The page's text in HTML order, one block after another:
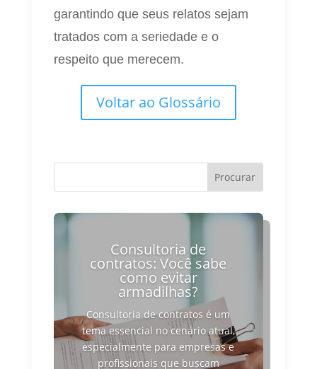
garantindo que seus relatos sejam
tratados com a seriedade e o
respeito que merecem.
Voltar ao Glossário
Consultoria de
contratos: Você sabe
como evitar
armadilhas?
Consultoria de contratos é um
tema essencial no cenário atual,
especialmente para empresas e
profissionais que buscam